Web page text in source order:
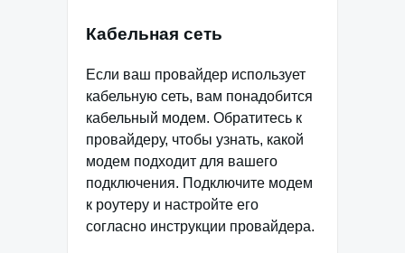
Кабельная сеть
Если ваш провайдер использует
кабельную сеть, вам понадобится
кабельный модем. Обратитесь к
провайдеру, чтобы узнать, какой
модем подходит для вашего
подключения. Подключите модем
к роутеру и настройте его
согласно инструкции провайдера.